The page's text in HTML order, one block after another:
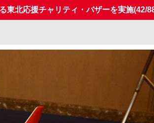
東北応援チャリティ・バザーを実施(42/